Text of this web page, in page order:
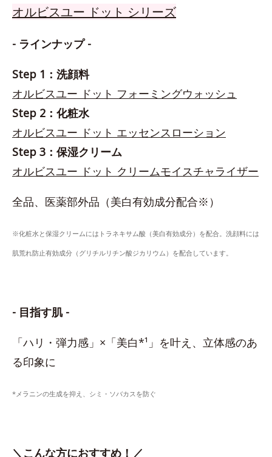
オルビスユー ドット シリーズ
- ラインナップ -
Step 1：洗顔料
オルビスユー ドット フォーミングウォッシュ
Step 2：化粧水
オルビスユー ドット エッセンスローション
Step 3：保湿クリーム
オルビスユー ドット クリームモイスチャライザー
全品、医薬部外品（美白有効成分配合※）
※化粧水と保湿クリームにはトラネキサム酸（美白有効成分）を配合。洗顔料には
肌荒れ防止有効成分（グリチルリチン酸ジカリウム）を配合しています。
- 目指す肌 -
「ハリ・弾力感」×「美白*¹」を叶え、立体感のあ
る印象に
*メラニンの生成を抑え、シミ・ソバカスを防ぐ
＼こんな方におすすめ！／